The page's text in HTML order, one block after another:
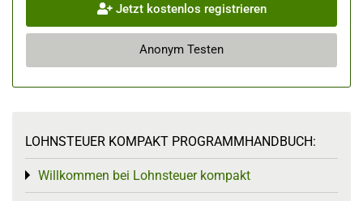
Jetzt kostenlos registrieren
Anonym Testen
LOHNSTEUER KOMPAKT PROGRAMMHANDBUCH:
Willkommen bei Lohnsteuer kompakt
Toggle menu